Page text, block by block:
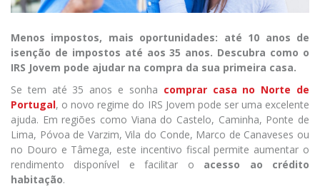
Menos impostos, mais oportunidades: até 10 anos de
isenção de impostos até aos 35 anos. Descubra como o
IRS Jovem pode ajudar na compra da sua primeira casa.
Se tem até 35 anos e sonha comprar casa no Norte de
Portugal, o novo regime do IRS Jovem pode ser uma excelente
ajuda. Em regiões como Viana do Castelo, Caminha, Ponte de
Lima, Póvoa de Varzim, Vila do Conde, Marco de Canaveses ou
no Douro e Tâmega, este incentivo fiscal permite aumentar o
rendimento disponível e facilitar o acesso ao crédito
habitação.